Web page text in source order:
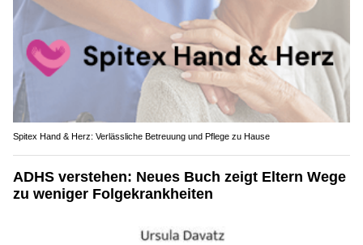
Spitex Hand & Herz: Verlässliche Betreuung und Pflege zu Hause
ADHS verstehen: Neues Buch zeigt Eltern Wege
zu weniger Folgekrankheiten